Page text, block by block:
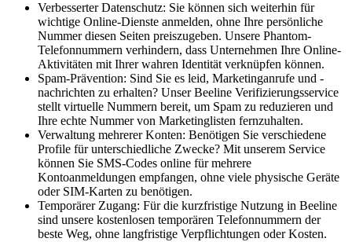
Verbesserter Datenschutz: Sie können sich weiterhin für
wichtige Online-Dienste anmelden, ohne Ihre persönliche
Nummer diesen Seiten preiszugeben. Unsere Phantom-
Telefonnummern verhindern, dass Unternehmen Ihre Online-
Aktivitäten mit Ihrer wahren Identität verknüpfen können.
Spam-Prävention: Sind Sie es leid, Marketinganrufe und -
nachrichten zu erhalten? Unser Beeline Verifizierungsservice
stellt virtuelle Nummern bereit, um Spam zu reduzieren und
Ihre echte Nummer von Marketinglisten fernzuhalten.
Verwaltung mehrerer Konten: Benötigen Sie verschiedene
Profile für unterschiedliche Zwecke? Mit unserem Service
können Sie SMS-Codes online für mehrere
Kontoanmeldungen empfangen, ohne viele physische Geräte
oder SIM-Karten zu benötigen.
Temporärer Zugang: Für die kurzfristige Nutzung in Beeline
sind unsere kostenlosen temporären Telefonnummern der
beste Weg, ohne langfristige Verpflichtungen oder Kosten.